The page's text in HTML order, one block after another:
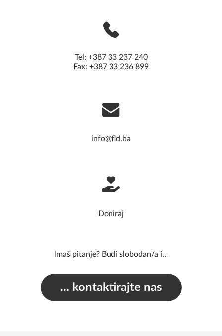
Tel: +387 33 237 240
Fax: +387 33 236 899
info@fld.ba
Doniraj
Imaš pitanje? Budi slobodan/a i...
... kontaktirajte nas